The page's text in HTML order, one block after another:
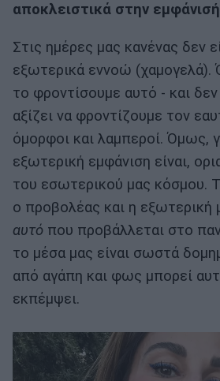
αποκλειστικά στην
Στις ημέρες μας κανένας δεν
εξωτερικά εννοώ (χαμογελά).
το φροντίσουμε αυτό - και
αξίζει να φροντίζουμε τον
όμορφοι και λαμπεροί. Όμως,
εξωτερική εμφάνιση είναι,
του εσωτερικού μας κόσμου.
ο προβολέας και η εξωτερική
αυτό που προβάλλεται στο
το μέσα μας είναι σωστά
από αγάπη και φως μπορεί
εκπέμψει.